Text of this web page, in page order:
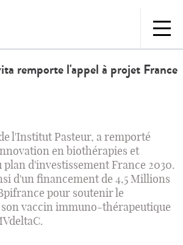
remporte l'appel à projet France
l'Institut Pasteur, a remporté
en biothérapies et
d'investissement France 2030.
d'un financement de 4,5 Millions
pour soutenir le
son vaccin immuno-thérapeutique